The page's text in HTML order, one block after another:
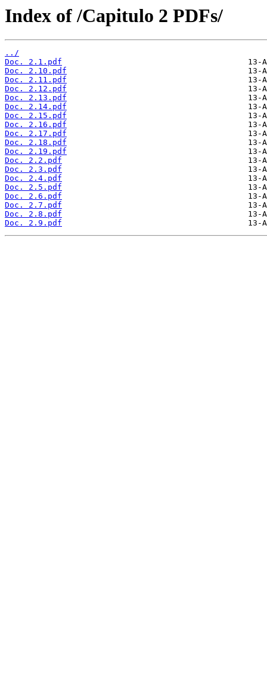
Index of /Capitulo 2 PDFs/
../
Doc. 2.1.pdf
Doc. 2.10.pdf
Doc. 2.11.pdf
Doc. 2.12.pdf
Doc. 2.13.pdf
Doc. 2.14.pdf
Doc. 2.15.pdf
Doc. 2.16.pdf
Doc. 2.17.pdf
Doc. 2.18.pdf
Doc. 2.19.pdf
Doc. 2.2.pdf
Doc. 2.3.pdf
Doc. 2.4.pdf
Doc. 2.5.pdf
Doc. 2.6.pdf
Doc. 2.7.pdf
Doc. 2.8.pdf
Doc. 2.9.pdf